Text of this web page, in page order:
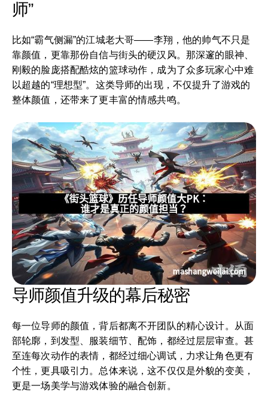
师”
比如“霸气侧漏”的江城老大哥——李翔，他的帅气不只是
靠颜值，更靠那份自信与街头的硬汉风。那深邃的眼神、
刚毅的脸庞搭配酷炫的篮球动作，成为了众多玩家心中难
以超越的“理想型”。这类导师的出现，不仅提升了游戏的
整体颜值，还带来了更丰富的情感共鸣。
导师颜值升级的幕后秘密
每一位导师的颜值，背后都离不开团队的精心设计。从面
部轮廓，到发型、服装细节、配饰，都经过层层审查。甚
至连每次动作的表情，都经过细心调试，力求让角色更有
个性，更具吸引力。总体来说，这不仅仅是外貌的变美，
更是一场美学与游戏体验的融合创新。